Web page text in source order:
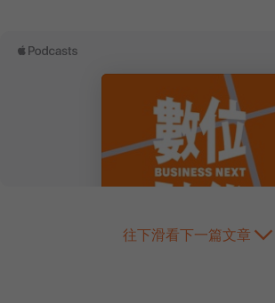
往下滑看下一篇文章